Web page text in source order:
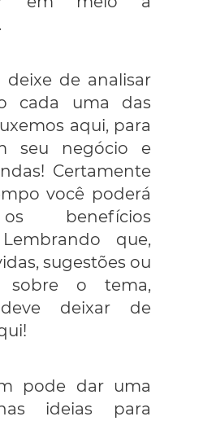
deixe de analisar
cada uma das
aqui, para
seu negócio e
Certamente
você poderá
benefícios
que,
sugestões ou
sobre o tema,
deixar de
pode dar uma
ideias para